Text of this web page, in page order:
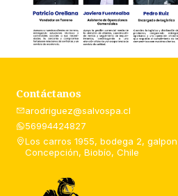
Contáctanos
arodriguez@salvospa.cl
56994424827
Los carros 1955, bodega 2,
Concepción, Biobío, Chile